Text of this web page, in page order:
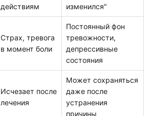
действиям
изменился"
Страх, тревога
в момент боли
Постоянный фон
тревожности,
депрессивные
состояния
Исчезает после
лечения
Может сохраняться
даже после
устранения
причины